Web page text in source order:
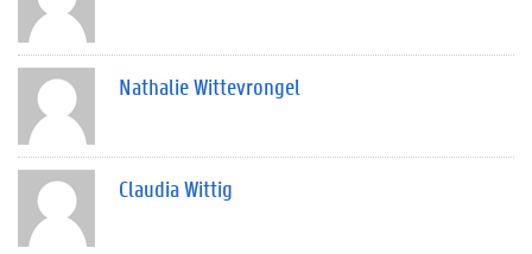
Nathalie Wittevrongel
Claudia Wittig